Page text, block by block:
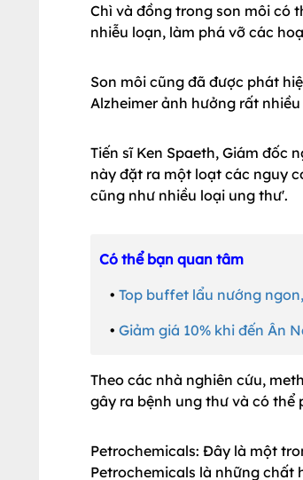
Chì và đồng trong son môi có
nhiễu loạn, làm phá vỡ các
Son môi cũng đã được phát
Alzheimer ảnh hưởng rất
Tiến sĩ Ken Spaeth, Giám đốc
này đặt ra một loạt các nguy
cũng như nhiều loại ung thư'.
Có thể bạn quan tâm
• Top buffet lẩu nướng
• Giảm giá 10% khi đến Ân
Theo các nhà nghiên cứu,
gây ra bệnh ung thư và có thể
Petrochemicals: Đây là một
Petrochemicals là những chất